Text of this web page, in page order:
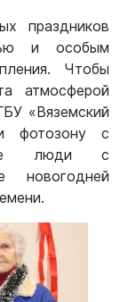
праздников
и особым
Чтобы
атмосферой
«Вяземский
фотозону с
люди с
новогодней